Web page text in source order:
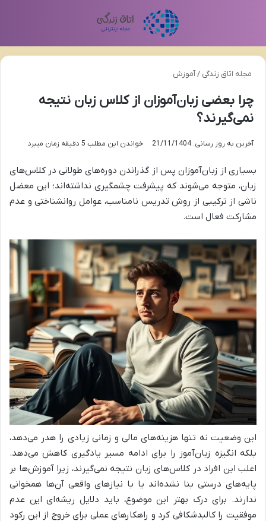
مجله اتاق زندگی /آموزش
چرا بعضی زبان‌آموزان از کلاس زبان نتیجه
نمی‌گیرند؟
آخرین به روز رسانی: 21/11/1404 خواندن این مطلب 5 دقیقه زمان میبرد
بسیاری از زبان‌آموزان پس از گذراندن دوره‌های طولانی در کلاس‌های
زبان، متوجه می‌شوند که پیشرفت چشمگیری نداشته‌اند؛ این معضل
ناشی از ترکیبی از روش تدریس نامناسب، عوامل روانشناختی و عدم
مشارکت فعال است.
این وضعیت نه تنها هزینه‌های مالی و زمانی زیادی را هدر می‌دهد،
بلکه انگیزه زبان‌آموز را برای ادامه مسیر یادگیری کاهش می‌دهد.
اغلب این افراد در کلاس‌های زبان نتیجه نمی‌گیرند، زیرا آموزش‌ها بر
پایه‌های درستی بنا نشده‌اند یا با نیازهای واقعی آن‌ها همخوانی
ندارند. برای درک بهتر این موضوع، باید دلایل ریشه‌ای این عدم
موفقیت را کالبدشکافی کرد و راهکارهای عملی برای خروج از این رکود